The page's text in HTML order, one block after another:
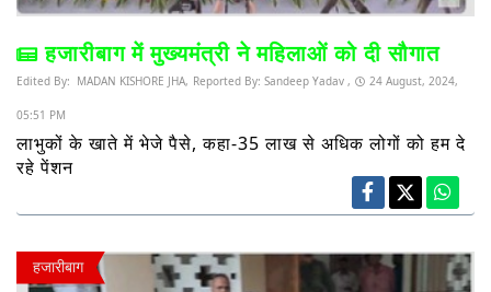
हजारीबाग में मुख्यमंत्री ने महिलाओं को दी सौगात
Edited By: MADAN KISHORE JHA, Reported By: Sandeep Yadav , 24 August, 2024,
05:51 PM
लाभुकों के खाते में भेजे पैसे, कहा-35 लाख से अधिक लोगों को हम दे
रहे पेंशन
हजारीबाग